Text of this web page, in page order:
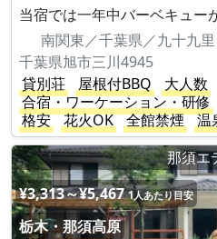
当宿では一年中バーベキュー
南関東／千葉県／九十九里
千葉県旭市三川4945
貸別荘
屋根付BBQ
大人数
合宿・ワーケーション・研修
格安
花火OK 全館禁煙 温
那須エ
¥3,313～¥5,467 1人あたり目安
栃木・那須高原